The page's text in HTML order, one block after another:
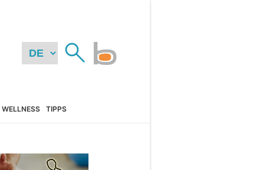
WELLNESS TIPPS